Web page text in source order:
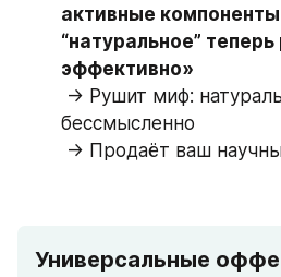
активные
“натуральное”
эффективно»
бессмысленно
→ Продаёт ваш
Универсальные